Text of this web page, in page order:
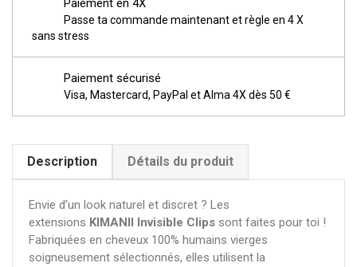
Paiement en 4X
Passe ta commande maintenant et règle en 4 X
sans stress
Paiement sécurisé
Visa, Mastercard, PayPal et Alma 4X dès 50 €
Description Détails du produit
Envie d’un look naturel et discret ? Les
extensions KIMANII Invisible Clips sont faites pour toi !
Fabriquées en cheveux 100% humains vierges
soigneusement sélectionnés, elles utilisent la